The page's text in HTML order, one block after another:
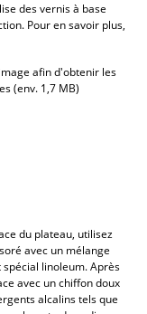
lit
des vernis à base
Pour en savoir plus,
afin d'obtenir les
(env. 1,7 MB)
du plateau, utilisez
avec un mélange
spécial linoleum. Après
avec un chiffon doux
alcalins tels que